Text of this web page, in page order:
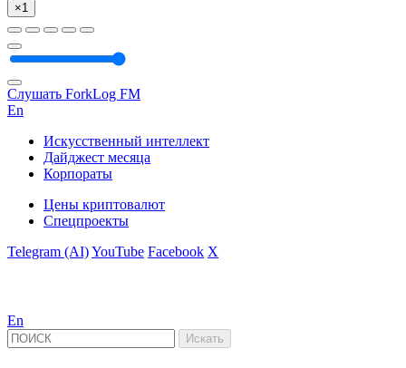
×1
Слушать ForkLog FM
En
Искусственный интеллект
Дайджест месяца
Корпораты
Цены криптовалют
Спецпроекты
Telegram (AI)YouTube Facebook X
En